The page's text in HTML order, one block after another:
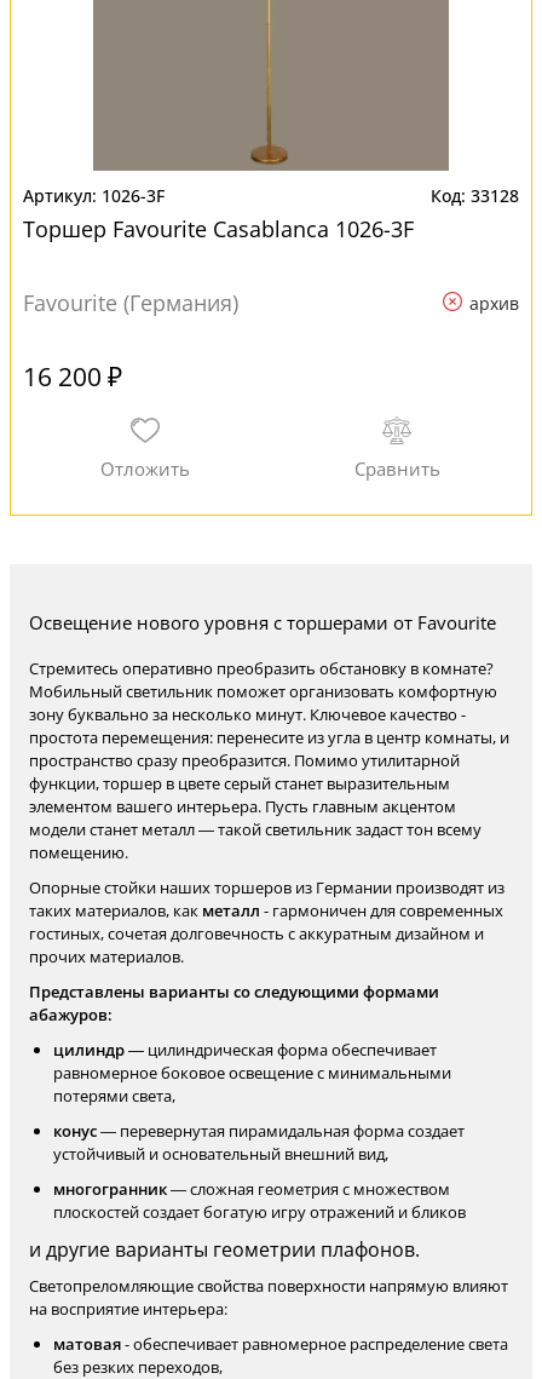
1026-3F 33128
Торшер Favourite Casablanca 1026-3F
Favourite (Германия) архив
16 200 ₽
Освещение нового уровня с торшерами от Favourite
Стремитесь оперативно преобразить обстановку в комнате?
Мобильный светильник поможет организовать комфортную
зону буквально за несколько минут. Ключевое качество -
простота перемещения: перенесите из угла в центр комнаты, и
пространство сразу преобразится. Помимо утилитарной
функции, торшер в цвете серый станет выразительным
элементом вашего интерьера. Пусть главным акцентом
модели станет металл — такой светильник задаст тон всему
помещению.
Опорные стойки наших торшеров из Германии производят из
таких материалов, как металл - гармоничен для современных
гостиных, сочетая долговечность с аккуратным дизайном и
прочих материалов.
Представлены варианты со следующими формами
абажуров:
цилиндр— цилиндрическая форма обеспечивает
равномерное боковое освещение с минимальными
потерями света,
конус— перевернутая пирамидальная форма создает
устойчивый и основательный внешний вид,
многогранник— сложная геометрия с множеством
плоскостей создает богатую игру отражений и бликов
и другие варианты геометрии плафонов.
Светопреломляющие свойства поверхности напрямую влияют
на восприятие интерьера:
матовая- обеспечивает равномерное распределение света
без резких переходов,